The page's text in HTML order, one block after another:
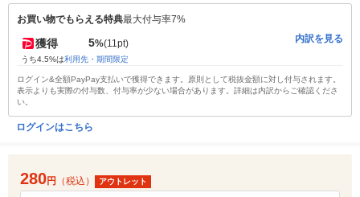
お買い物でもらえる特典最大付与率7%
獲得 5%(11pt)
うち4.5%は利用先・期間限定
内訳を見る
ログイン&全額PayPay支払いで獲得できます。原則として税抜金額に対し付与されます。
表示よりも実際の付与数、付与率が少ない場合があります。詳細は内訳からご確認くださ
い。
ログインはこちら
280円 （税込） アウトレット